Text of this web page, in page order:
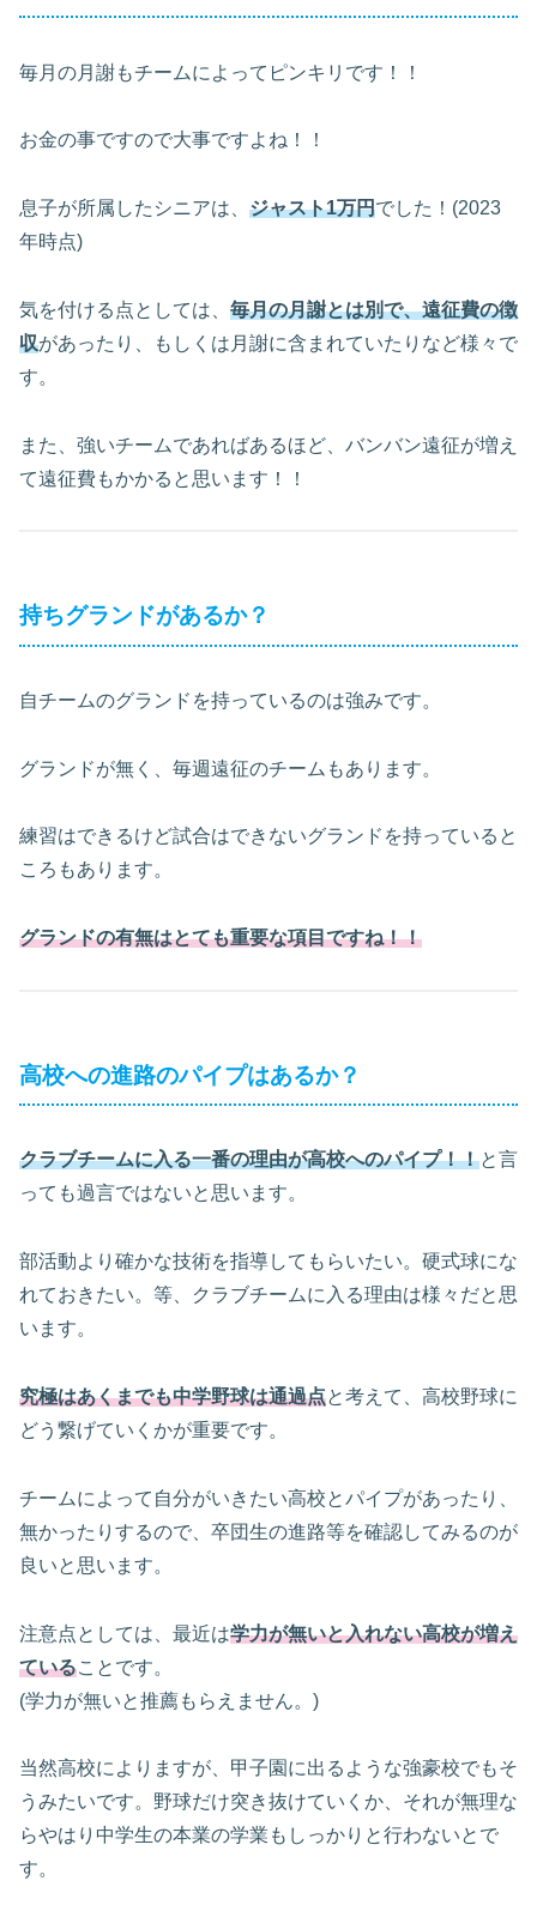
毎月の月謝もチームによってピンキリです！！
お金の事ですので大事ですよね！！
息子が所属したシニアは、 ジャスト1万円でした！(2023
年時点)
気を付ける点としては、 毎月の月謝とは別で、遠征費の徴
収があったり、もしくは月謝に含まれていたりなど様々で
す。
また、強いチームであればあるほど、バンバン遠征が増え
て遠征費もかかると思います！！
持ちグランドがあるか？
自チームのグランドを持っているのは強みです。
グランドが無く、毎週遠征のチームもあります。
練習はできるけど試合はできないグランドを持っていると
ころもあります。
グランドの有無はとても重要な項目ですね！！
高校への進路のパイプはあるか？
クラブチームに入る一番の理由が高校へのパイプ！！と言
っても過言ではないと思います。
部活動より確かな技術を指導してもらいたい。硬式球にな
れておきたい。等、クラブチームに入る理由は様々だと思
います。
究極はあくまでも中学野球は通過点と考えて、高校野球に
どう繋げていくかが重要です。
チームによって自分がいきたい高校とパイプがあったり、
無かったりするので、卒団生の進路等を確認してみるのが
良いと思います。
注意点としては、最近は学力が無いと入れない高校が増え
ていることです。
(学力が無いと推薦もらえません。)
当然高校によりますが、甲子園に出るような強豪校でもそ
うみたいです。野球だけ突き抜けていくか、それが無理な
らやはり中学生の本業の学業もしっかりと行わないとで
す。